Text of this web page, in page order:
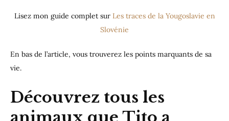
Lisez mon guide complet sur Les traces de la Yougoslavie en
Slovénie
En bas de l’article, vous trouverez les points marquants de sa
vie.
Découvrez tous les